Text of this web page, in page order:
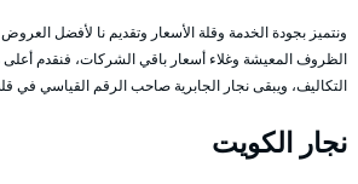
ونتميز بجودة الخدمة وقلة الأسعار وتقديم نا لأفضل
الظروف المعيشة وغلاء أسعار باقي الشركات، فنقدم
التكاليف، ويبقى نجار الجابرية صاحب الرقم القياسي في
نجار الكويت